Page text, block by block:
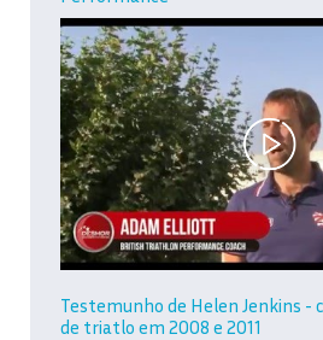
Testemunho de Helen Jenkins -
de triatlo em 2008 e 2011